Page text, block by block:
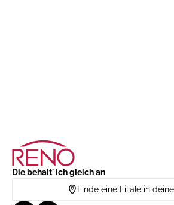
Die behalt' ich gleich an
Finde eine Filiale in